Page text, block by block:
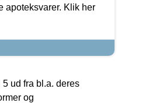
apoteksvarer. Klik her
ud fra bl.a. deres
og